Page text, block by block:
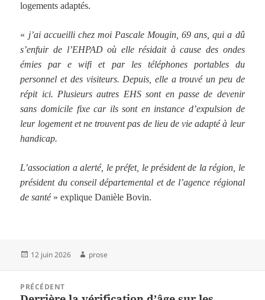
logements adaptés.
« j’ai accueilli chez moi Pascale Mougin, 69 ans, qui a dû
s’enfuir de l’EHPAD où elle résidait à cause des ondes
émies par e wifi et par les téléphones portables du
personnel et des visiteurs. Depuis, elle a trouvé un peu de
répit ici. Plusieurs autres EHS sont en passe de devenir
sans domicile fixe car ils sont en instance d’expulsion de
leur logement et ne trouvent pas de lieu de vie adapté à leur
handicap.
L’association a alerté, le préfet, le président de la région, le
président du conseil départemental et de l’agence régional
de santé » explique Danièle Bovin.
Publié
12 juin 2026 Auteur
prose
PRÉCÉDENT